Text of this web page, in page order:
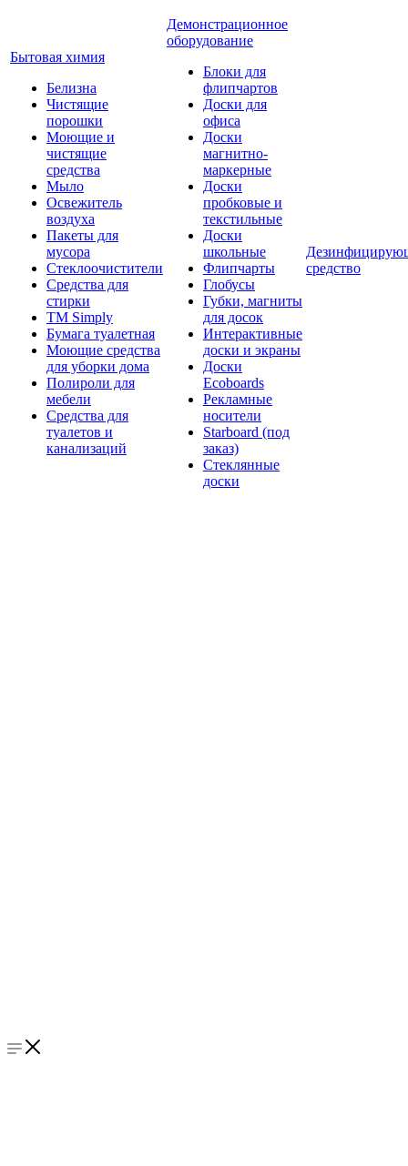
Бытовая химия
Белизна
Чистящие
порошки
Моющие и
чистящие
средства
Мыло
Освежитель
воздуха
Пакеты для
мусора
Стеклоочистители
Средства для
стирки
TM Simply
Бумага туалетная
Моющие средства
для уборки дома
Полироли для
мебели
Средства для
туалетов и
канализаций
Демонстрационное
оборудование
Блоки для
флипчартов
Доски для
офиса
Доски
магнитно-
маркерные
Доски
пробковые и
текстильные
Доски
школьные
Флипчарты
Глобусы
Губки, магниты
для досок
Интерактивные
доски и экраны
Доски
Ecoboards
Рекламные
носители
Starboard (под
заказ)
Стеклянные
доски
средство